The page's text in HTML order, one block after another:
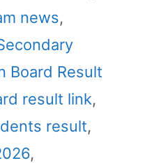
news,
Board Result
result link,
result,
,